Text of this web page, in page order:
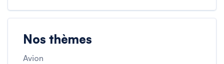
Nos thèmes
Avion